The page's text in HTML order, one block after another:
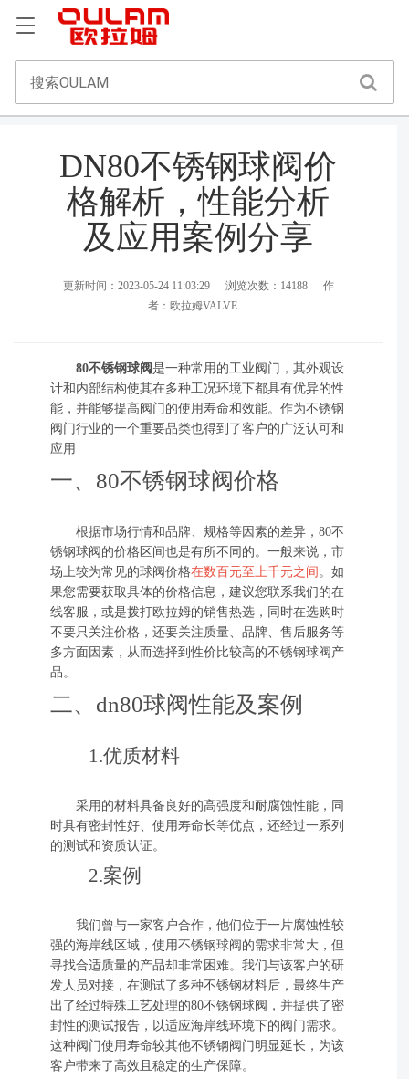
DN80不锈钢球阀价
格解析，性能分析
及应用案例分享
更新时间：2023-05-24 11:03:29 浏览次数：14188
作
者：欧拉姆VALVE
80不锈钢球阀是一种常用的工业阀门，其外观设
计和内部结构使其在多种工况环境下都具有优异的性
能，并能够提高阀门的使用寿命和效能。作为不锈钢
阀门行业的一个重要品类也得到了客户的广泛认可和
应用
一、80不锈钢球阀价格
根据市场行情和品牌、规格等因素的差异，80不
锈钢球阀的价格区间也是有所不同的。一般来说，市
场上较为常见的球阀价格在数百元至上千元之间 。如
果您需要获取具体的价格信息，建议您联系我们的在
线客服，或是拨打欧拉姆的销售热选，同时在选购时
不要只关注价格，还要关注质量、品牌、售后服务等
多方面因素，从而选择到性价比较高的不锈钢球阀产
品。
二、dn80球阀性能及案例
1.优质材料
采用的材料具备良好的高强度和耐腐蚀性能，同
时具有密封性好、使用寿命长等优点，还经过一系列
的测试和资质认证。
2.案例
我们曾与一家客户合作，他们位于一片腐蚀性较
强的海岸线区域，使用不锈钢球阀的需求非常大，但
寻找合适质量的产品却非常困难。我们与该客户的研
发人员对接，在测试了多种不锈钢材料后，最终生产
出了经过特殊工艺处理的80不锈钢球阀，并提供了密
封性的测试报告，以适应海岸线环境下的阀门需求。
这种阀门使用寿命较其他不锈钢阀门明显延长，为该
客户带来了高效且稳定的生产保障。